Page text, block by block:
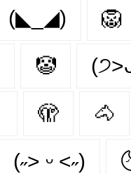
(◣_◢) 🦁
🤡
🫣 🐴
(˶˃ ᵕ ˂˶)